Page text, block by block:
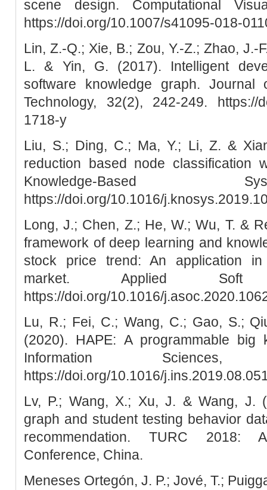
scene design. Computational
https://doi.org/10.1007/s41095-018-
Lin, Z.-Q.; Xie, B.; Zou, Y.-Z.; Zhao, J.-
L. & Yin, G. (2017). Intelligent
software knowledge graph. Journal
Technology, 32(2), 242-249. https://
1718-y
Liu, S.; Ding, C.; Ma, Y.; Li, Z. &
reduction based node classification
Knowledge-Based
https://doi.org/10.1016/
Long, J.; Chen, Z.; He, W.; Wu, T. &
framework of deep learning and
stock price trend: An application
market. Applied Soft
https://doi.org/10.1016/
Lu, R.; Fei, C.; Wang, C.; Gao, S.;
(2020). HAPE: A programmable big
Information
https://doi.org/10.1016/
Lv, P.; Wang, X.; Xu, J. & Wang, J.
graph and student testing behavior
recommendation. TURC 2018:
Conference, China.
Meneses Ortegón, J. P.; Jové, T.;